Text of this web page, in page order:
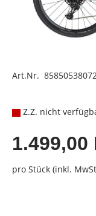
Art.Nr.
Z.Z. nicht
1.499,00
pro Stück (inkl.